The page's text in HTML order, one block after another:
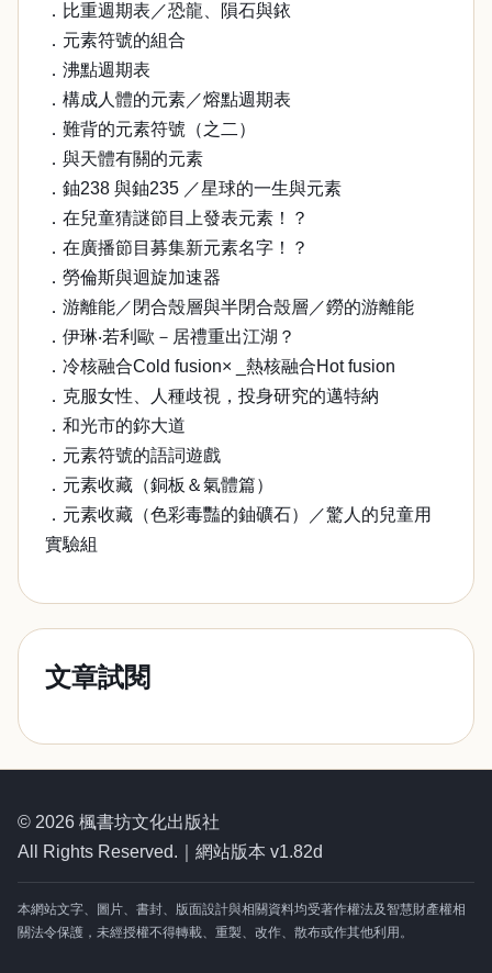
．比重週期表／恐龍、隕石與銥
．元素符號的組合
．沸點週期表
．構成人體的元素／熔點週期表
．難背的元素符號（之二）
．與天體有關的元素
．鈾238 與鈾235 ／星球的一生與元素
．在兒童猜謎節目上發表元素！？
．在廣播節目募集新元素名字！？
．勞倫斯與迴旋加速器
．游離能／閉合殼層與半閉合殼層／鐒的游離能
．伊琳‧若利歐－居禮重出江湖？
．冷核融合Cold fusion× _熱核融合Hot fusion
．克服女性、人種歧視，投身研究的邁特納
．和光市的鉨大道
．元素符號的語詞遊戲
．元素收藏（銅板＆氣體篇）
．元素收藏（色彩毒豔的鈾礦石）／驚人的兒童用
實驗組
文章試閱
© 2026 楓書坊文化出版社
All Rights Reserved.｜網站版本 v1.82d
本網站文字、圖片、書封、版面設計與相關資料均受著作權法及智慧財產權相
關法令保護，未經授權不得轉載、重製、改作、散布或作其他利用。